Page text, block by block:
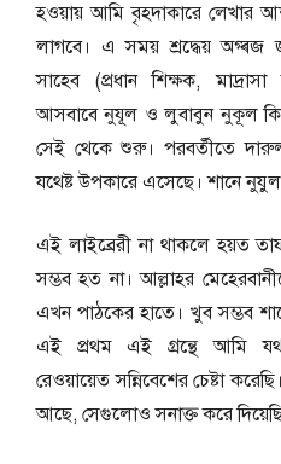
হওয়ায় আমি বৃহদাকারে লেখার
লাগবে। এ সময় শ্রদ্ধেয় অগ্ৰজ
সাহেব (প্রধান শিক্ষক,
আসবাবে নুযূল ও লুবাবুন নুকূল
সেই থেকে শুরু। পরবর্তীতে
যথেষ্ট উপকারে এসেছে। শানে
এই লাইব্রেরী না থাকলে হয়ত
সম্ভব হত না। আল্লাহর
এখন পাঠকের হাতে। খুব সম্ভব
এই প্রথম এই গ্রন্থে আমি
রেওয়ায়েত সন্নিবেশের চেষ্টা
আছে, সেগুলোও সনাক্ত করে